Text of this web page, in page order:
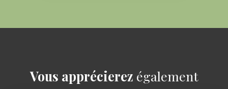
Vous apprécierez également